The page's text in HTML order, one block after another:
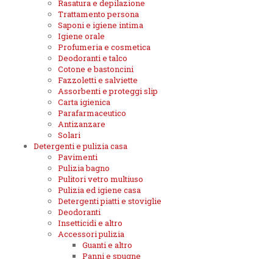
Rasatura e depilazione
Trattamento persona
Saponi e igiene intima
Igiene orale
Profumeria e cosmetica
Deodoranti e talco
Cotone e bastoncini
Fazzoletti e salviette
Assorbenti e proteggi slip
Carta igienica
Parafarmaceutico
Antizanzare
Solari
Detergenti e pulizia casa
Pavimenti
Pulizia bagno
Pulitori vetro multiuso
Pulizia ed igiene casa
Detergenti piatti e stoviglie
Deodoranti
Insetticidi e altro
Accessori pulizia
Guanti e altro
Panni e spugne